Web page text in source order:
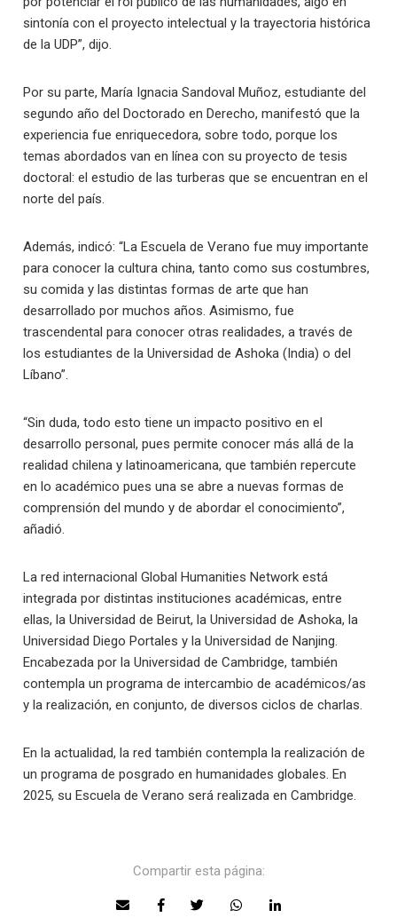
sintonía con el proyecto intelectual y la trayectoria histórica
de la UDP”, dijo.
Por su parte, María Ignacia Sandoval Muñoz, estudiante del
segundo año del Doctorado en Derecho, manifestó que la
experiencia fue enriquecedora, sobre todo, porque los
temas abordados van en línea con su proyecto de tesis
doctoral: el estudio de las turberas que se encuentran en el
norte del país.
Además, indicó: “La Escuela de Verano fue muy importante
para conocer la cultura china, tanto como sus costumbres,
su comida y las distintas formas de arte que han
desarrollado por muchos años. Asimismo, fue
trascendental para conocer otras realidades, a través de
los estudiantes de la Universidad de Ashoka (India) o del
Líbano”.
“Sin duda, todo esto tiene un impacto positivo en el
desarrollo personal, pues permite conocer más allá de la
realidad chilena y latinoamericana, que también repercute
en lo académico pues una se abre a nuevas formas de
comprensión del mundo y de abordar el conocimiento”,
añadió.
La red internacional Global Humanities Network está
integrada por distintas instituciones académicas, entre
ellas, la Universidad de Beirut, la Universidad de Ashoka, la
Universidad Diego Portales y la Universidad de Nanjing.
Encabezada por la Universidad de Cambridge, también
contempla un programa de intercambio de académicos/as
y la realización, en conjunto, de diversos ciclos de charlas.
En la actualidad, la red también contempla la realización de
un programa de posgrado en humanidades globales. En
2025, su Escuela de Verano será realizada en Cambridge.
Compartir esta página: